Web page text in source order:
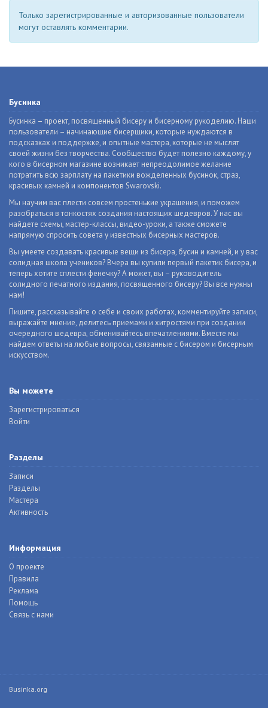
Только зарегистрированные и авторизованные пользователи
могут оставлять комментарии.
Бусинка
Бусинка – проект, посвященный бисеру и бисерному рукоделию. Наши
пользователи – начинающие бисерщики, которые нуждаются в
подсказках и поддержке, и опытные мастера, которые не мыслят
своей жизни без творчества. Сообщество будет полезно каждому, у
кого в бисерном магазине возникает непреодолимое желание
потратить всю зарплату на пакетики вожделенных бусинок, страз,
красивых камней и компонентов Swarovski.
Мы научим вас плести совсем простенькие украшения, и поможем
разобраться в тонкостях создания настоящих шедевров. У нас вы
найдете схемы, мастер-классы, видео-уроки, а также сможете
напрямую спросить совета у известных бисерных мастеров.
Вы умеете создавать красивые вещи из бисера, бусин и камней, и у вас
солидная школа учеников? Вчера вы купили первый пакетик бисера, и
теперь хотите сплести фенечку? А может, вы – руководитель
солидного печатного издания, посвященного бисеру? Вы все нужны
нам!
Пишите, рассказывайте о себе и своих работах, комментируйте записи,
выражайте мнение, делитесь приемами и хитростями при создании
очередного шедевра, обменивайтесь впечатлениями. Вместе мы
найдем ответы на любые вопросы, связанные с бисером и бисерным
искусством.
Вы можете
Зарегистрироваться
Войти
Разделы
Записи
Разделы
Мастера
Активность
Информация
О проекте
Правила
Реклама
Помощь
Связь с нами
Businka.org